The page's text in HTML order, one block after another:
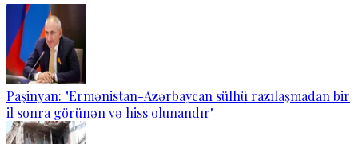
Paşinyan: "Ermənistan-Azərbaycan sülhü razılaşmadan bir
il sonra görünən və hiss olunandır"